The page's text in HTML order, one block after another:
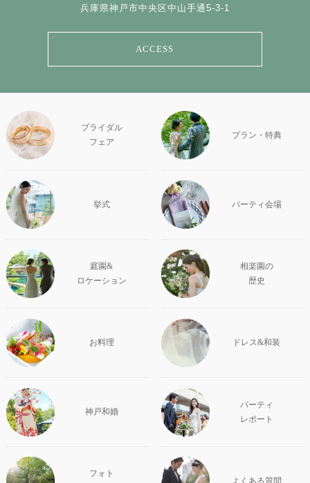
兵庫県神戸市中央区中山手通5-3-1
ACCESS
ブライダル
フェア
プラン・特典
挙式 パーティ会場
庭園&
ロケーション
相楽園の
歴史
お料理 ドレス&和装
神戸和婚
パーティ
レポート
フォト
よくある質問